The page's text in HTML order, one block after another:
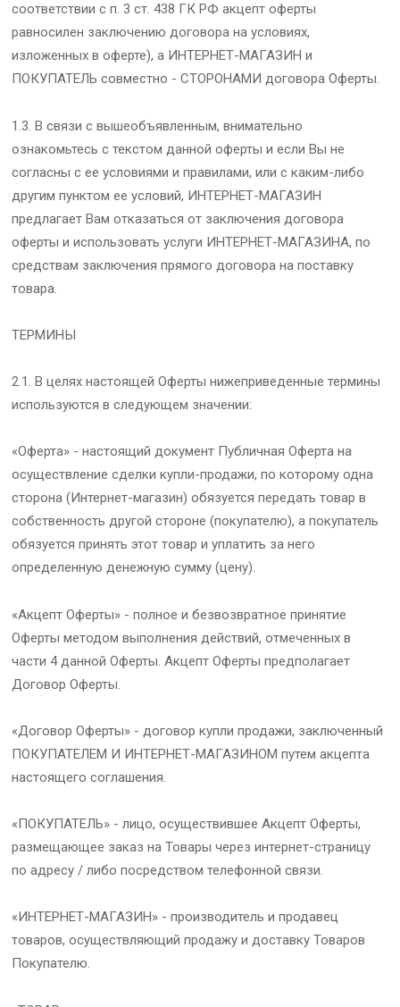
соответствии с п. 3 ст. 438 ГК РФ акцепт оферты
равносилен заключению договора на условиях,
изложенных в оферте), а ИНТЕРНЕТ-МАГАЗИН и
ПОКУПАТЕЛЬ совместно - СТОРОНАМИ договора Оферты.
1.3. В связи с вышеобъявленным, внимательно
ознакомьтесь с текстом данной оферты и если Вы не
согласны с ее условиями и правилами, или с каким-либо
другим пунктом ее условий, ИНТЕРНЕТ-МАГАЗИН
предлагает Вам отказаться от заключения договора
оферты и использовать услуги ИНТЕРНЕТ-МАГАЗИНА, по
средствам заключения прямого договора на поставку
товара.
ТЕРМИНЫ
2.1. В целях настоящей Оферты нижеприведенные термины
используются в следующем значении:
«Оферта» - настоящий документ Публичная Оферта на
осуществление сделки купли-продажи, по которому одна
сторона (Интернет-магазин) обязуется передать товар в
собственность другой стороне (покупателю), а покупатель
обязуется принять этот товар и уплатить за него
определенную денежную сумму (цену).
«Акцепт Оферты» - полное и безвозвратное принятие
Оферты методом выполнения действий, отмеченных в
части 4 данной Оферты. Акцепт Оферты предполагает
Договор Оферты.
«Договор Оферты» - договор купли продажи, заключенный
ПОКУПАТЕЛЕМ И ИНТЕРНЕТ-МАГАЗИНОМ путем акцепта
настоящего соглашения.
«ПОКУПАТЕЛЬ» - лицо, осуществившее Акцепт Оферты,
размещающее заказ на Товары через интернет-страницу
по адресу / либо посредством телефонной связи.
«ИНТЕРНЕТ-МАГАЗИН» - производитель и продавец
товаров, осуществляющий продажу и доставку Товаров
Покупателю.